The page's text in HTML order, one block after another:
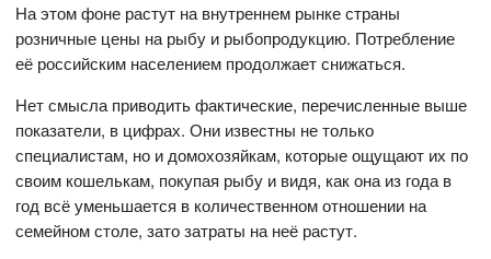
На этом фоне растут на внутреннем рынке страны
розничные цены на рыбу и рыбопродукцию. Потребление
её российским населением продолжает снижаться.
Нет смысла приводить фактические, перечисленные выше
показатели, в цифрах. Они известны не только
специалистам, но и домохозяйкам, которые ощущают их по
своим кошелькам, покупая рыбу и видя, как она из года в
год всё уменьшается в количественном отношении на
семейном столе, зато затраты на неё растут.